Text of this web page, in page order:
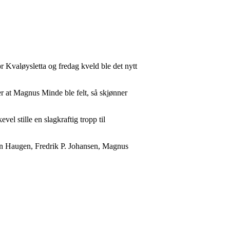
Kvaløysletta og fredag kveld ble det nytt
at Magnus Minde ble felt, så skjønner
stille en slagkraftig tropp til
Fredrik P. Johansen, Magnus